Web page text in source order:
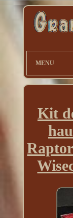
MENU
Kit